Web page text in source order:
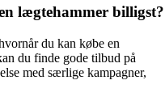
lægtehammer billigst?
du kan købe en
du finde gode tilbud på
med særlige kampagner,